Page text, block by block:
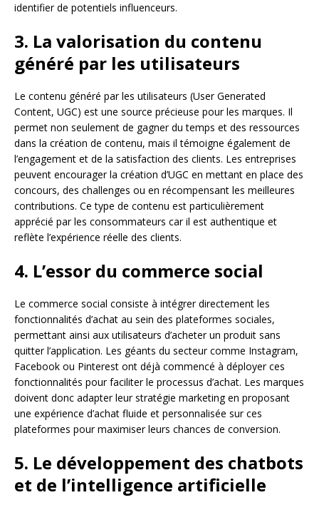
identifier de potentiels influenceurs.
3. La valorisation du contenu
généré par les utilisateurs
Le contenu généré par les utilisateurs (User Generated
Content, UGC) est une source précieuse pour les marques. Il
permet non seulement de gagner du temps et des ressources
dans la création de contenu, mais il témoigne également de
l’engagement et de la satisfaction des clients. Les entreprises
peuvent encourager la création d’UGC en mettant en place des
concours, des challenges ou en récompensant les meilleures
contributions. Ce type de contenu est particulièrement
apprécié par les consommateurs car il est authentique et
reflète l’expérience réelle des clients.
4. L’essor du commerce social
Le commerce social consiste à intégrer directement les
fonctionnalités d’achat au sein des plateformes sociales,
permettant ainsi aux utilisateurs d’acheter un produit sans
quitter l’application. Les géants du secteur comme Instagram,
Facebook ou Pinterest ont déjà commencé à déployer ces
fonctionnalités pour faciliter le processus d’achat. Les marques
doivent donc adapter leur stratégie marketing en proposant
une expérience d’achat fluide et personnalisée sur ces
plateformes pour maximiser leurs chances de conversion.
5. Le développement des chatbots
et de l’intelligence artificielle